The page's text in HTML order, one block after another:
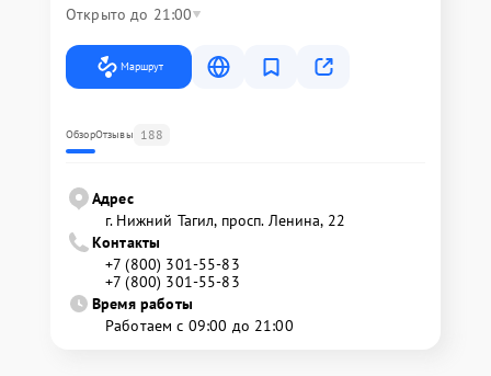
Открыто до 21:00
Маршрут
ОбзорОтзывы 188
Адрес
г. Нижний Тагил, просп. Ленина, 22
Контакты
+7 (800) 301-55-83
+7 (800) 301-55-83
Время работы
Работаем с 09:00 до 21:00